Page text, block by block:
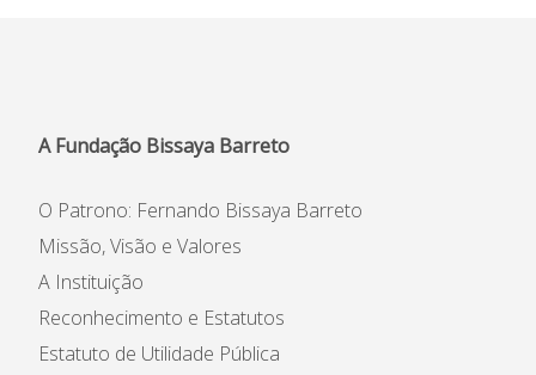
A Fundação Bissaya Barreto
O Patrono: Fernando Bissaya Barreto
Missão, Visão e Valores
A Instituição
Reconhecimento e Estatutos
Estatuto de Utilidade Pública